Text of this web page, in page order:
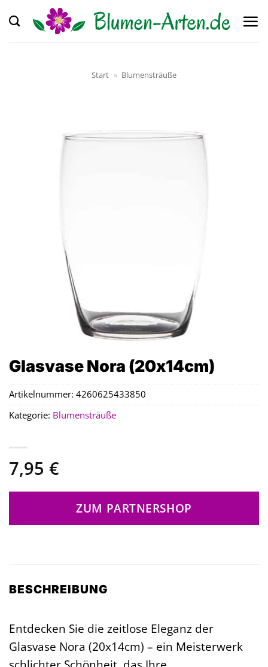
Inhalt
springen
Start » Blumensträuße
Glasvase Nora (20x14cm)
7,95 €
ZUM PARTNERSHOP
Artikelnummer: 4260625433850
Kategorie: Blumensträuße
BESCHREIBUNG
Entdecken Sie die zeitlose Eleganz der
Glasvase Nora (20x14cm) – ein Meisterwerk